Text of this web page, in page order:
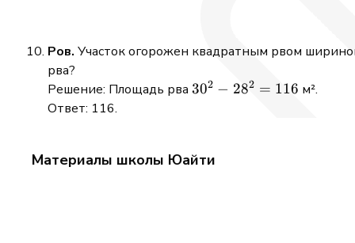
Ров. Участок огорожен квадратным рвом
рва?
Решение: Площадь рва 30^2
116
302 − 282 = 116 м².
Ответ: 116.
Материалы школы Юайти